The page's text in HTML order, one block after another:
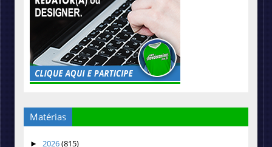
Matérias
► 2026(815)